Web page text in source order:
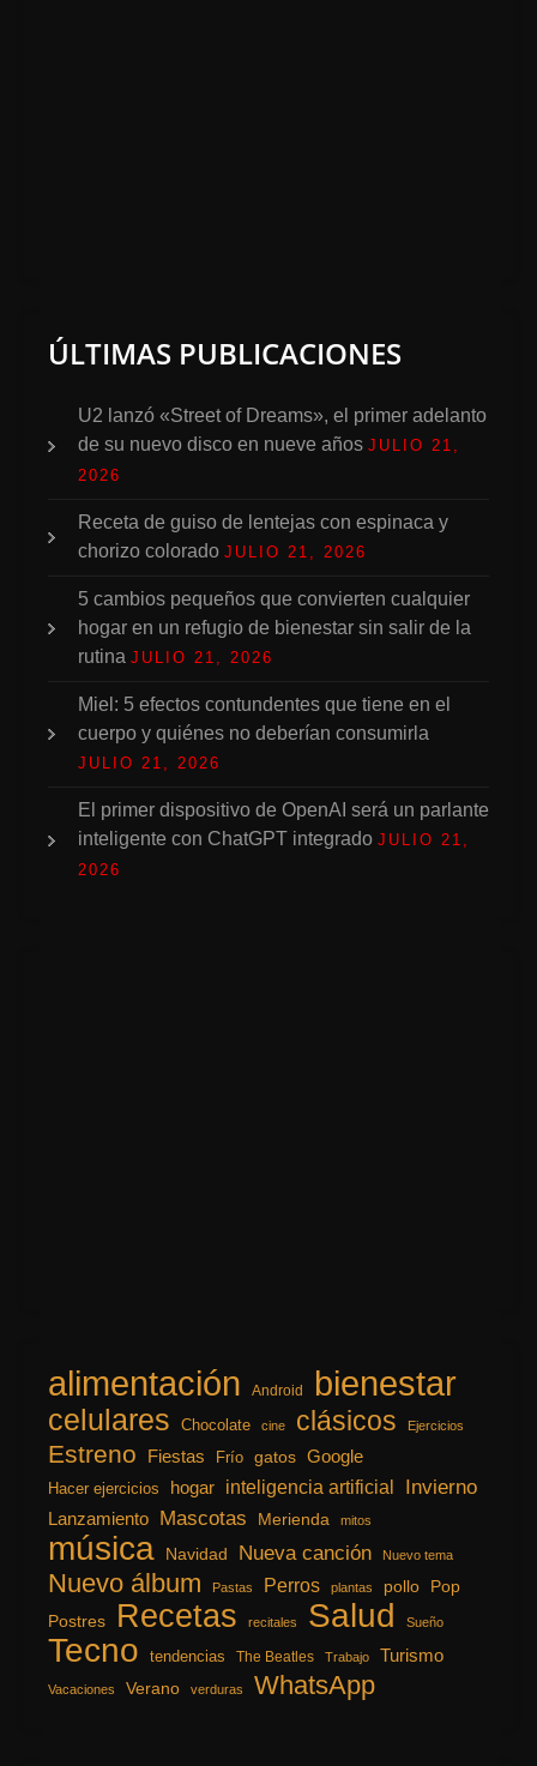
ÚLTIMAS PUBLICACIONES
U2 lanzó «Street of Dreams», el primer adelanto
de su nuevo disco en nueve años JULIO 21,
2026
Receta de guiso de lentejas con espinaca y
chorizo colorado JULIO 21, 2026
5 cambios pequeños que convierten cualquier
hogar en un refugio de bienestar sin salir de la
rutina JULIO 21, 2026
Miel: 5 efectos contundentes que tiene en el
cuerpo y quiénes no deberían consumirla
JULIO 21, 2026
El primer dispositivo de OpenAI será un parlante
inteligente con ChatGPT integrado JULIO 21,
2026
alimentación Android bienestar
celulares Chocolate cine clásicos Ejercicios
Estreno Fiestas Frío gatos Google
Hacer ejercicios hogar inteligencia artificial Invierno
Lanzamiento Mascotas Merienda mitos
música Navidad Nueva canción Nuevo tema
Nuevo álbum Pastas Perros plantas pollo
Pop
Postres
Recetas recitales Salud Sueño
Tecno tendencias The Beatles Trabajo Turismo
Vacaciones Verano verduras WhatsApp